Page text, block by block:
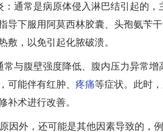
：通常是病原体侵入淋巴结引起的
导下服用阿莫西林胶囊、头孢氨苄
敷，以免引起化脓破溃。
常与腹壁强度降低、腹内压力异常
可能伴有红肿、 疼痛等症状。此时
补术进行改善。
因外，还可能是其他因素导致的，